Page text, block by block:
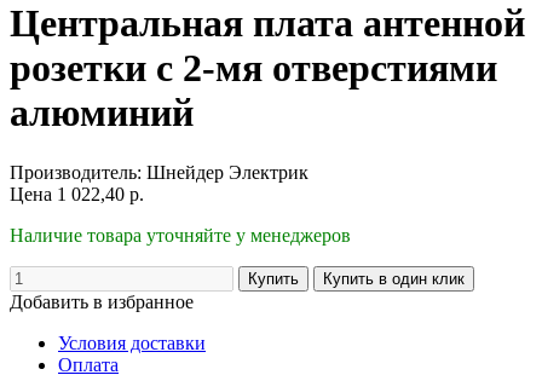
Центральная плата антенной
розетки с 2-мя отверстиями
алюминий
Производитель: Шнейдер Электрик
Цена 1 022,40 р.
Наличие товара уточняйте у менеджеров
Добавить в избранное
Условия доставки
Оплата